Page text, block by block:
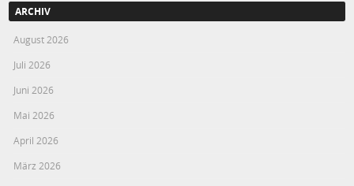
ARCHIV
August 2026
Juli 2026
Juni 2026
Mai 2026
April 2026
März 2026